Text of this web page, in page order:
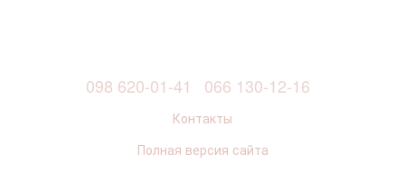
098 620-01-41 066 130-12-16
Контакты
Полная версия сайта